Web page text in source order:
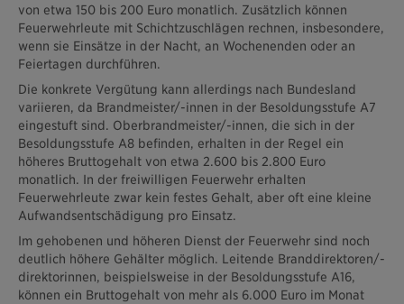
von etwa 150 bis 200 Euro monatlich. Zusätzlich können
Feuerwehrleute mit Schichtzuschlägen rechnen, insbesondere,
wenn sie Einsätze in der Nacht, an Wochenenden oder an
Feiertagen durchführen.
Die konkrete Vergütung kann allerdings nach Bundesland
variieren, da Brandmeister/-innen in der Besoldungsstufe A7
eingestuft sind. Oberbrandmeister/-innen, die sich in der
Besoldungsstufe A8 befinden, erhalten in der Regel ein
höheres Bruttogehalt von etwa 2.600 bis 2.800 Euro
monatlich. In der freiwilligen Feuerwehr erhalten
Feuerwehrleute zwar kein festes Gehalt, aber oft eine kleine
Aufwandsentschädigung pro Einsatz.
Im gehobenen und höheren Dienst der Feuerwehr sind noch
deutlich höhere Gehälter möglich. Leitende Branddirektoren/-
direktorinnen, beispielsweise in der Besoldungsstufe A16,
können ein Bruttogehalt von mehr als 6.000 Euro im Monat